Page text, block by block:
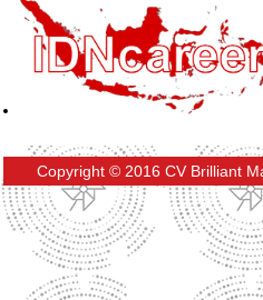
Copyright © 2016 CV Brilliant